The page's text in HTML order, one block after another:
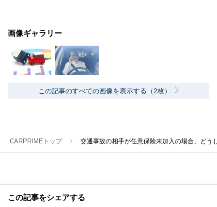
画像ギャラリー
この記事のすべての画像を表示する（2枚）
CARPRIMEトップ 交通事故の相手が任意保険未加入の場合、どう
この記事をシェアする